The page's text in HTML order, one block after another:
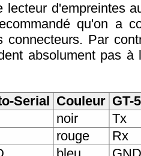
lecteur d'empreintes
qu'on a
connecteurs. Par
absolument pas à
Serial Couleur GT-
noir
Tx
rouge
Rx